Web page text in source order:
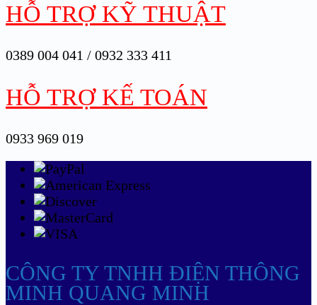
HỖ TRỢ KỸ THUẬT
0389 004 041 / 0932 333 411
HỖ TRỢ KẾ TOÁN
0933 969 019
CÔNG TY TNHH ĐIỆN THÔNG
MINH QUANG MINH